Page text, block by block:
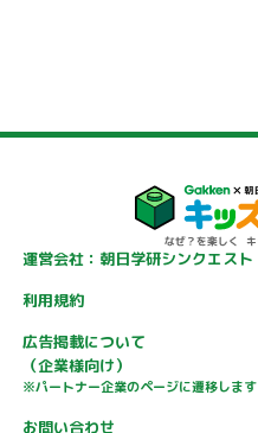
運営会社：朝日学研シンクエスト
利用規約
広告掲載について
（企業様向け）
※パートナー企業のページに遷移します
お問い合わせ